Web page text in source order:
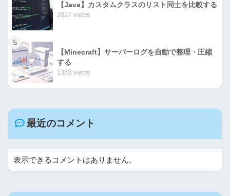
【Java】カスタムクラスのリスト同士を比較する
2027 views
5
【Minecraft】サーバーログを自動で整理・圧縮
する
1383 views
最近のコメント
表示できるコメントはありません。